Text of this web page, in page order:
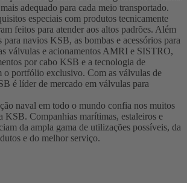
adequado para cada meio transportado.
especiais com produtos tecnicamente
feitos para atender aos altos padrões. Além
para navios KSB, as bombas e acessórios para
válvulas e acionamentos AMRI e SISTRO,
por cabo KSB e a tecnologia de
o portfólio exclusivo. Com as válvulas de
é líder de mercado em válvulas para
naval em todo o mundo confia nos muitos
KSB. Companhias marítimas, estaleiros e
da ampla gama de utilizações possíveis, da
e do melhor serviço.